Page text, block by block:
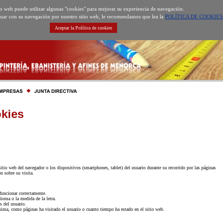
web puede utilizar algunas "cookies" para mejorar su experiencia de navegación.
con su navegación por nuestro sitio web, le recomendamos que lea la POLÍTICA DE COOKIES.
Aceptar la Política de cookies
web del navegador o los dispositivos (smartphones, tablet) del usuario durante su recorrido por las páginas
sobre su visita.
correctamente.
o la medida de la letra.
del usuario.
como páginas ha visitado el usuario o cuanto tiempo ha estado en el sitio web.